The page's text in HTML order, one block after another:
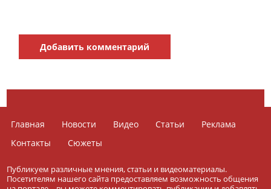
Добавить комментарий
Главная Новости Видео Статьи
Реклама
Контакты
Сюжеты
Публикуем различные мнения, статьи и видеоматериалы.
Посетителям нашего сайта предоставляем возможность общения